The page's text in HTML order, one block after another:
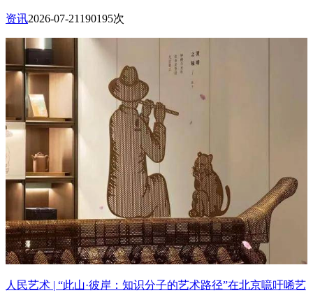
资讯2026-07-21 190195次
人民艺术 | “此山·彼岸：知识分子的艺术路径”在北京噫吁唏艺